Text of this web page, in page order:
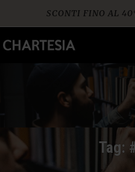
content
SCONTI FINO AL
Spedizione
Tag: